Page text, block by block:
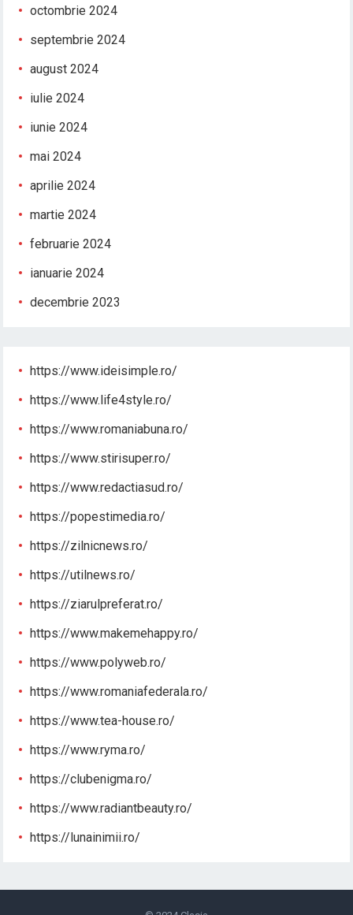
octombrie 2024
septembrie 2024
august 2024
iulie 2024
iunie 2024
mai 2024
aprilie 2024
martie 2024
februarie 2024
ianuarie 2024
decembrie 2023
https://www.ideisimple.ro/
https://www.life4style.ro/
https://www.romaniabuna.ro/
https://www.stirisuper.ro/
https://www.redactiasud.ro/
https://popestimedia.ro/
https://zilnicnews.ro/
https://utilnews.ro/
https://ziarulpreferat.ro/
https://www.makemehappy.ro/
https://www.polyweb.ro/
https://www.romaniafederala.ro/
https://www.tea-house.ro/
https://www.ryma.ro/
https://clubenigma.ro/
https://www.radiantbeauty.ro/
https://lunainimii.ro/